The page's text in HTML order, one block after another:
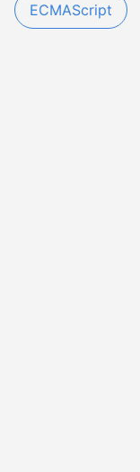
ECMAScript